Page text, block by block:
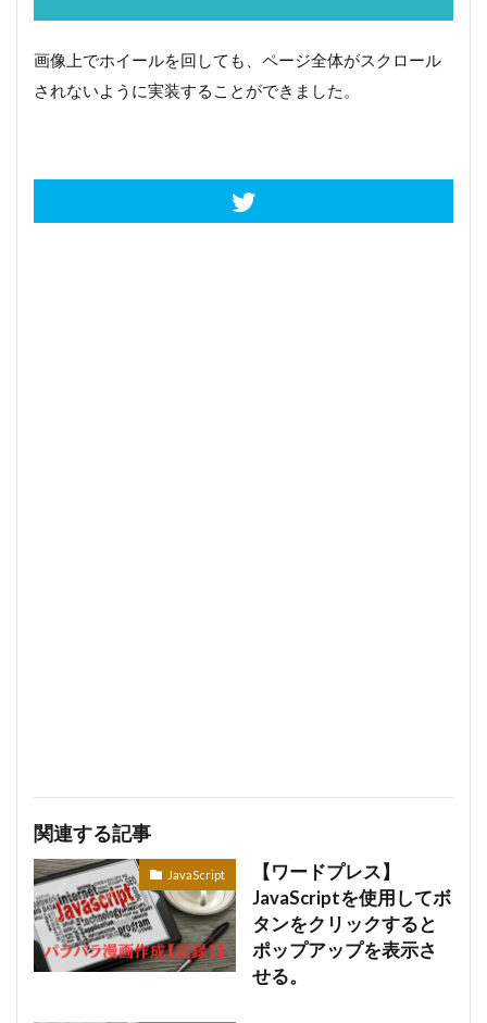
画像上でホイールを回しても、ページ全体がスクロール
されないように実装することができました。
関連する記事
JavaScript
【ワードプレス】
JavaScriptを使用してボ
タンをクリックすると
ポップアップを表示さ
せる。